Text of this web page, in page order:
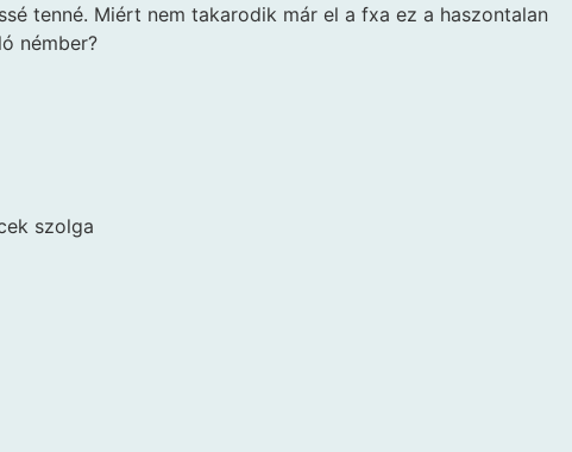
tenné. Miért nem takarodik már el a fxa ez a haszontalan
némber?
szolga